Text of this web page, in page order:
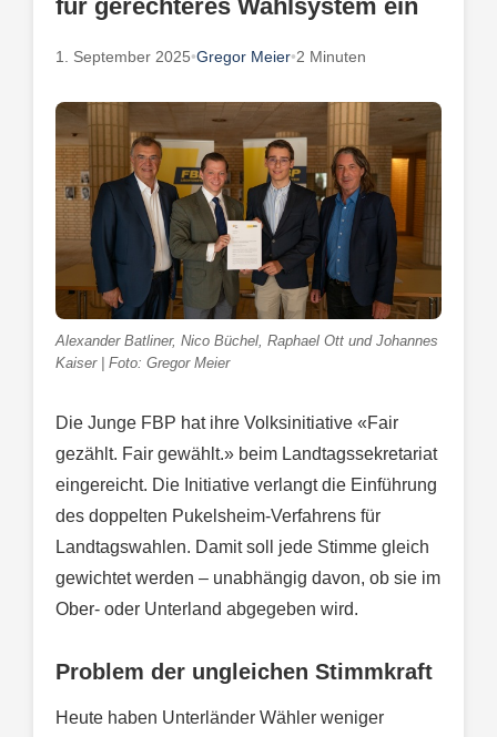
für gerechteres Wahlsystem ein
1. September 2025•Gregor Meier•2 Minuten
Alexander Batliner, Nico Büchel, Raphael Ott und Johannes
Kaiser | Foto: Gregor Meier
Die Junge FBP hat ihre Volksinitiative «Fair
gezählt. Fair gewählt.» beim Landtagssekretariat
eingereicht. Die Initiative verlangt die Einführung
des doppelten Pukelsheim-Verfahrens für
Landtagswahlen. Damit soll jede Stimme gleich
gewichtet werden – unabhängig davon, ob sie im
Ober- oder Unterland abgegeben wird.
Problem der ungleichen Stimmkraft
Heute haben Unterländer Wähler weniger